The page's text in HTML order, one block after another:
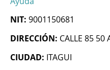
NIT: 9001150681
DIRECCIÓN: CALLE 85 50
CIUDAD: ITAGUI